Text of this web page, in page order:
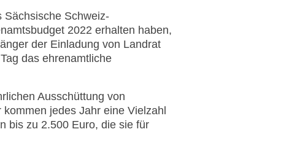
Sächsische Schweiz-
2022 erhalten haben,
der Einladung von Landrat
das ehrenamtliche
Ausschüttung von
jedes Jahr eine Vielzahl
bis zu 2.500 Euro, die sie für